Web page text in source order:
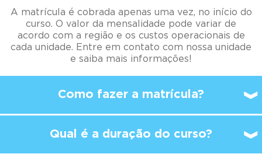
A matrícula é cobrada apenas uma vez, no início do
curso. O valor da mensalidade pode variar de
acordo com a região e os custos operacionais de
cada unidade. Entre em contato com nossa unidade
e saiba mais informações!
Como fazer a matrícula?
Qual é a duração do curso?